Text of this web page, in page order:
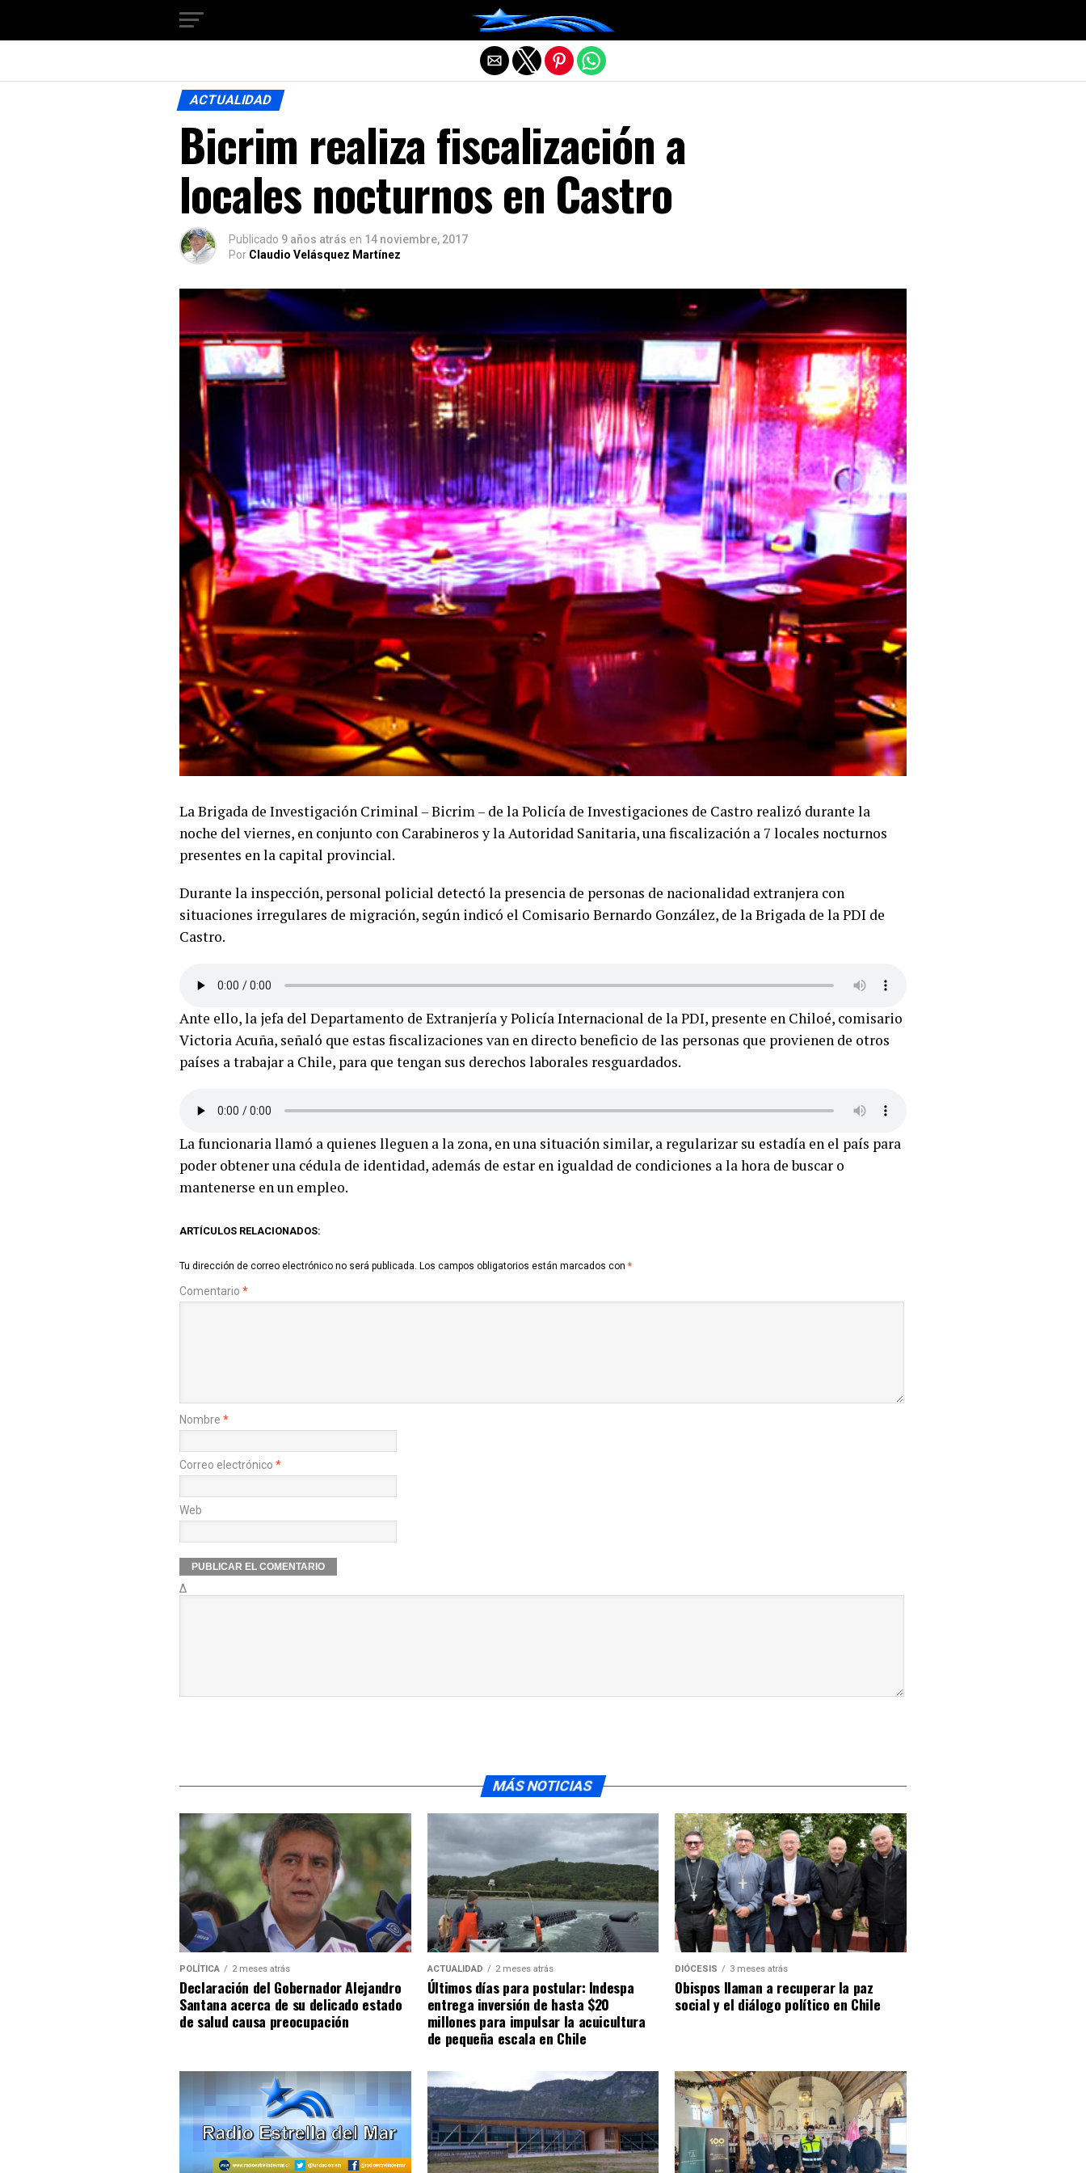
ACTUALIDAD
Bicrim realiza fiscalización a
locales nocturnos en Castro
Publicado 9 años atrás en 14 noviembre, 2017
Por Claudio Velásquez Martínez
La Brigada de Investigación Criminal – Bicrim – de la Policía de Investigaciones de Castro realizó durante la
noche del viernes, en conjunto con Carabineros y la Autoridad Sanitaria, una fiscalización a 7 locales nocturnos
presentes en la capital provincial.
Durante la inspección, personal policial detectó la presencia de personas de nacionalidad extranjera con
situaciones irregulares de migración, según indicó el Comisario Bernardo González, de la Brigada de la PDI de
Castro.
Ante ello, la jefa del Departamento de Extranjería y Policía Internacional de la PDI, presente en Chiloé, comisario
Victoria Acuña, señaló que estas fiscalizaciones van en directo beneficio de las personas que provienen de otros
países a trabajar a Chile, para que tengan sus derechos laborales resguardados.
La funcionaria llamó a quienes lleguen a la zona, en una situación similar, a regularizar su estadía en el país para
poder obtener una cédula de identidad, además de estar en igualdad de condiciones a la hora de buscar o
mantenerse en un empleo.
ARTÍCULOS RELACIONADOS:
Tu dirección de correo electrónico no será publicada. Los campos obligatorios están marcados con *
Comentario *
Nombre *
Correo electrónico *
Web
Δ
MÁS NOTICIAS
POLÍTICA 2 meses atrás
Declaración del Gobernador Alejandro
Santana acerca de su delicado estado
de salud causa preocupación
ACTUALIDAD 2 meses atrás
Últimos días para postular: Indespa
entrega inversión de hasta $20
millones para impulsar la acuicultura
de pequeña escala en Chile
DIÓCESIS 3 meses atrás
Obispos llaman a recuperar la paz
social y el diálogo político en Chile
Salir de la versión móvil